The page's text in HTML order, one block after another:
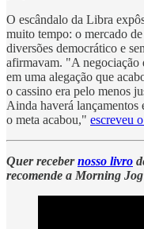
O escândalo da Libra
muito tempo: o mercado
diversões democrático e
afirmavam. "A negociação
em uma alegação que
o cassino era pelo menos
Ainda haverá lançamentos
o meta acabou," escreveu
Quer recebernosso livro
recomende a Morning